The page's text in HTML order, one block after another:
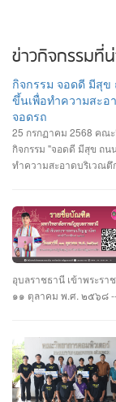
ข่าวกิจกรรมที่
กิจกรรม จอดดี มีสุข
ขึ้นเพื่อทำความสะอ
จอดรถ
25 กรกฏาคม 2568 คณ
กิจกรรม "จอดดี มีสุข ถน
ทำความสะอาดบริเวณตึ
อุบลราชธานี เข้าพระร
๑๑ ตุลาคม พ.ศ. ๒๕๖๘